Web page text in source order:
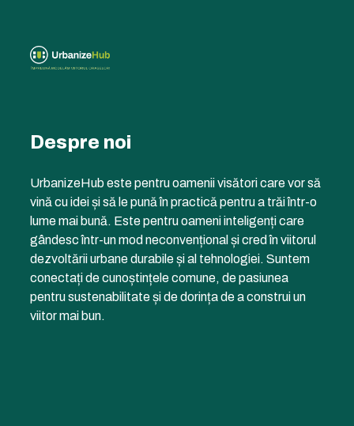
Despre noi
UrbanizeHub este pentru oamenii visători care vor să
vină cu idei și să le pună în practică pentru a trăi într-o
lume mai bună. Este pentru oameni inteligenți care
gândesc într-un mod neconvențional și cred în viitorul
dezvoltării urbane durabile și al tehnologiei. Suntem
conectați de cunoștințele comune, de pasiunea
pentru sustenabilitate și de dorința de a construi un
viitor mai bun.